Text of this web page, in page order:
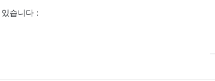
습니다 :